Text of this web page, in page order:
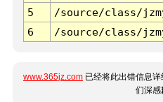
5
/source/class/
6
/source/class/
www.365jz.com 已经将此出错信息
们深感